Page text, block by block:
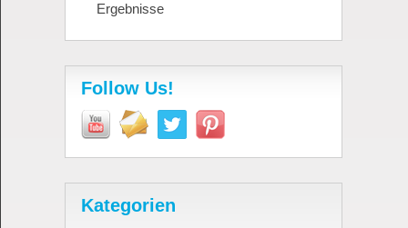
Ergebnisse
Follow Us!
Kategorien